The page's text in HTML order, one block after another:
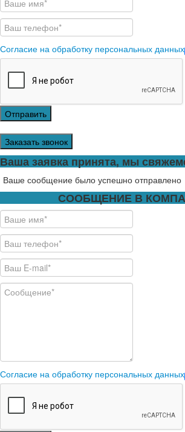
Согласие на обработку персональных данных
Отправить
Заказать звонок
Ваша заявка принята, мы
Ваше сообщение было успешно отправлено
СООБЩЕНИЕ В
Согласие на обработку персональных данных